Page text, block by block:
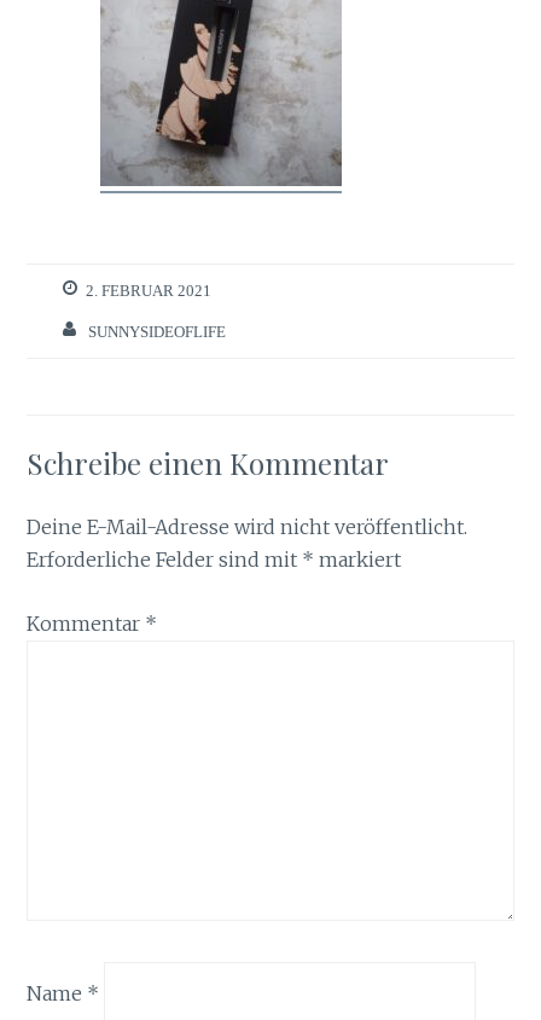
2. FEBRUAR 2021
SUNNYSIDEOFLIFE
Schreibe einen Kommentar
Deine E-Mail-Adresse wird nicht veröffentlicht.
Erforderliche Felder sind mit * markiert
Kommentar *
Name *